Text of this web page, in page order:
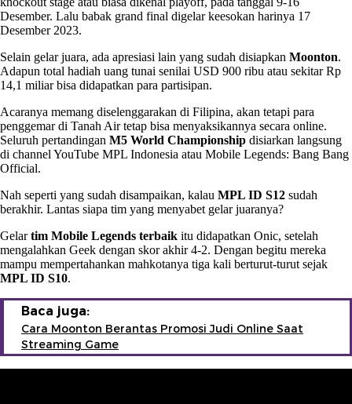
Desember. Lalu babak grand final digelar keesokan harinya 17
Desember 2023.
Selain gelar juara, ada apresiasi lain yang sudah disiapkan Moonton.
Adapun total hadiah uang tunai senilai USD 900 ribu atau sekitar Rp
14,1 miliar bisa didapatkan para partisipan.
Acaranya memang diselenggarakan di Filipina, akan tetapi para
penggemar di Tanah Air tetap bisa menyaksikannya secara online.
Seluruh pertandingan M5 World Championship disiarkan langsung
di channel YouTube MPL Indonesia atau Mobile Legends: Bang Bang
Official.
Nah seperti yang sudah disampaikan, kalau MPL ID S12 sudah
berakhir. Lantas siapa tim yang menyabet gelar juaranya?
Gelartim Mobile Legends terbaik itu didapatkan Onic, setelah
mengalahkan Geek dengan skor akhir 4-2. Dengan begitu mereka
mampu mempertahankan mahkotanya tiga kali berturut-turut sejak
MPL ID S10.
Baca juga:
Cara Moonton Berantas Promosi Judi Online Saat
Streaming Game